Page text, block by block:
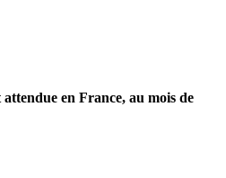
en France, au mois de